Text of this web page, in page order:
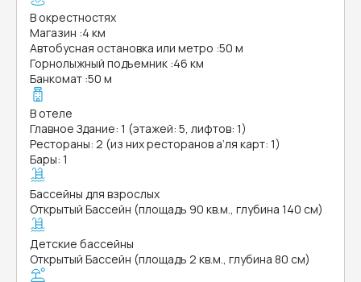
В окрестностях
Магазин :4 км
Автобусная остановка или метро :50 м
Горнолыжный подъемник :46 км
Банкомат :50 м
В отеле
Главное Здание: 1 (этажей: 5, лифтов: 1)
Рестораны: 2 (из них ресторанов а’ля карт: 1)
Бары: 1
Бассейны для взрослых
Открытый Бассейн (площадь 90 кв.м., глубина 140 см)
Детские бассейны
Открытый Бассейн (площадь 2 кв.м., глубина 80 см)